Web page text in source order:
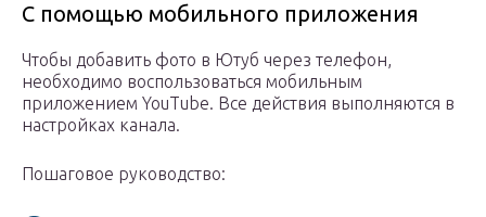
С помощью мобильного приложения
Чтобы добавить фото в Ютуб через телефон,
необходимо воспользоваться мобильным
приложением YouTube. Все действия выполняются в
настройках канала.
Пошаговое руководство: